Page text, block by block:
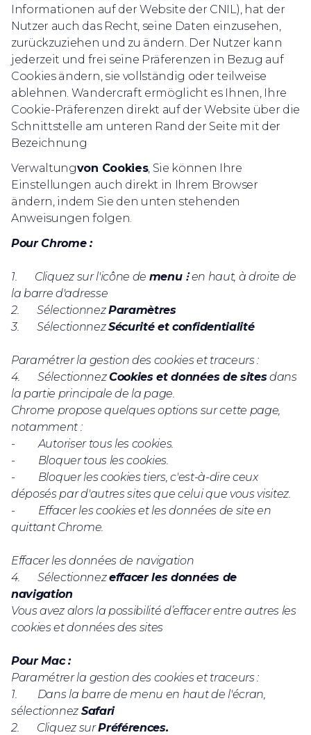
Informationen auf der Website der CNIL), hat der
Nutzer auch das Recht, seine Daten einzusehen,
zurückzuziehen und zu ändern. Der Nutzer kann
jederzeit und frei seine Präferenzen in Bezug auf
Cookies ändern, sie vollständig oder teilweise
ablehnen. Wandercraft ermöglicht es Ihnen, Ihre
Cookie-Präferenzen direkt auf der Website über die
Schnittstelle am unteren Rand der Seite mit der
Bezeichnung
Verwaltungvon Cookies, Sie können Ihre
Einstellungen auch direkt in Ihrem Browser
ändern, indem Sie den unten stehenden
Anweisungen folgen.
Pour Chrome :
1. Cliquez sur l'icône de menu ⁝en haut, à droite de
la barre d'adresse
2. SélectionnezParamètres
3. SélectionnezSécurité et confidentialité
Paramétrer la gestion des cookies et traceurs :
4. SélectionnezCookies et données de sites dans
la partie principale de la page.
Chrome propose quelques options sur cette page,
notamment :
- Autoriser tous les cookies.
- Bloquer tous les cookies.
- Bloquer les cookies tiers, c'est-à-dire ceux
déposés par d'autres sites que celui que vous visitez.
- Effacer les cookies et les données de site en
quittant Chrome.
Effacer les données de navigation
4. Sélectionnezeffacer les données de
navigation
Vous avez alors la possibilité d’effacer entre autres les
cookies et données des sites
Pour Mac :
Paramétrer la gestion des cookies et traceurs :
1. Dans la barre de menu en haut de l'écran,
sélectionnez Safari
2. Cliquez surPréférences.